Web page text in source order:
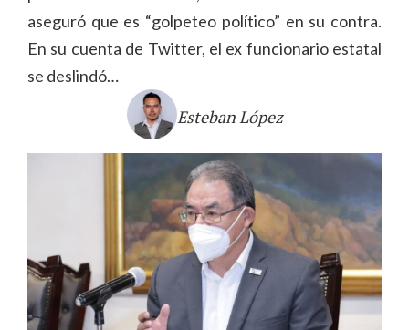
aseguró que es “golpeteo político” en su contra.
En su cuenta de Twitter, el ex funcionario estatal
se deslindó…
Esteban López